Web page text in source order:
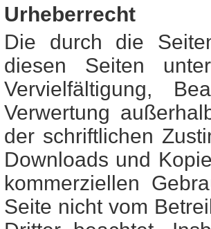
Urheberrecht
Die durch die
diesen Seiten
Vervielfältigung,
Verwertung
der schriftlichen
Downloads und
kommerziellen
Seite nicht vom